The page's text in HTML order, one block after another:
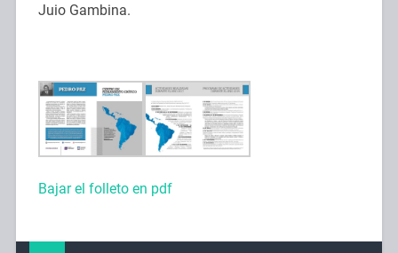
Juio Gambina.
Bajar el folleto en pdf